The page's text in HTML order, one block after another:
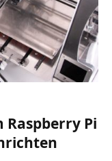
Raspberry Pi